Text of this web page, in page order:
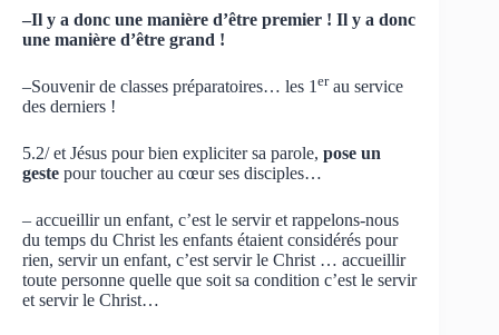
–Il y a donc une manière d’être premier ! Il y a donc
une manière d’être grand !
–Souvenir de classes préparatoires… les 1 erau service
des derniers !
5.2/ et Jésus pour bien expliciter sa parole, pose un
geste pour toucher au cœur ses disciples…
– accueillir un enfant, c’est le servir et rappelons-nous
du temps du Christ les enfants étaient considérés pour
rien, servir un enfant, c’est servir le Christ … accueillir
toute personne quelle que soit sa condition c’est le servir
et servir le Christ…